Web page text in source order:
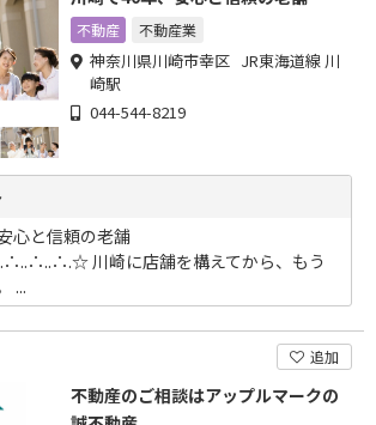
不動産 不動産業
神奈川県川崎市幸区 JR東海道線 川
崎駅
044-544-8219
心と信頼の老舗
川崎に店舗を構えてから、もう
...
追加
不動産のご相談はアップルマークの